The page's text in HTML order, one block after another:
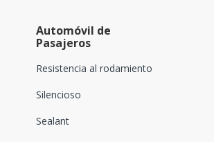
Automóvil de
Pasajeros
Resistencia al rodamiento
Silencioso
Sealant